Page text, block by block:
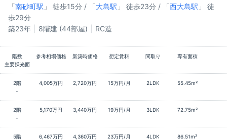
「南砂町駅 」 徒歩15分 / 「大島駅 」 徒歩23分 / 「西大島駅 」 徒
歩29分
築23年
8階建 (44部屋) RC造
階数 参考相場価格 新築時価格 想定賃料 間取り
専有面積
主要採光面
2階 4,005万円 2,720万円 15万円/月 2LDK
55.45m²
-
2階 5,170万円 3,440万円 19万円/月 3LDK
72.75m²
-
5階 6,467万円 4,360万円 23万円/月 4LDK
86.51m²